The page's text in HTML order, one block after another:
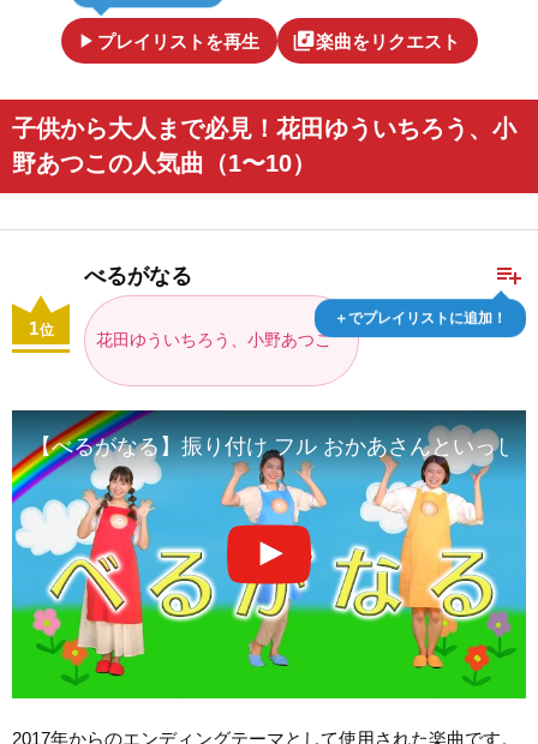
play_arrow プレイリストを再生 library_music楽曲をリクエスト
子供から大人まで必見！花田ゆういちろう、小
野あつこの人気曲（1〜10）
playlist_add
＋でプレイリストに追加！
べるがなる
花田ゆういちろう、小野あつこ
1位
【べるがなる】振り付け フル おかあさんといっし
2017年からのエンディングテーマとして使用された楽曲です。